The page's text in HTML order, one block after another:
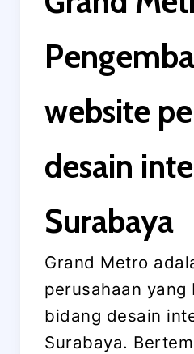
website
desain
Surabaya
Grand Metro
perusahaan yang
bidang desain
Surabaya.